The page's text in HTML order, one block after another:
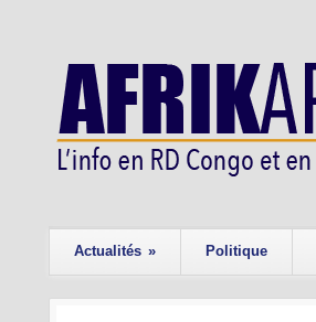
Actualités » Politique